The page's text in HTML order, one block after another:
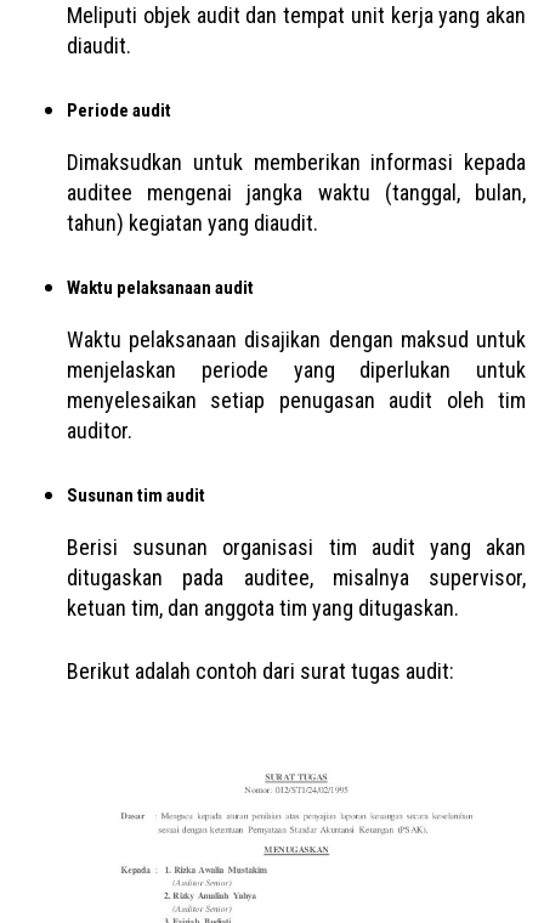
Meliputi objek audit dan tempat unit kerja yang akan
diaudit.
Periode audit
Dimaksudkan untuk memberikan informasi kepada
auditee mengenai jangka waktu (tanggal, bulan,
tahun) kegiatan yang diaudit.
Waktu pelaksanaan audit
Waktu pelaksanaan disajikan dengan maksud untuk
menjelaskan periode yang diperlukan untuk
menyelesaikan setiap penugasan audit oleh tim
auditor.
Susunan tim audit
Berisi susunan organisasi tim audit yang akan
ditugaskan pada auditee, misalnya supervisor,
ketuan tim, dan anggota tim yang ditugaskan.
Berikut adalah contoh dari surat tugas audit: